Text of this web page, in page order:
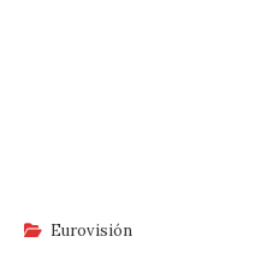
Eurovisión